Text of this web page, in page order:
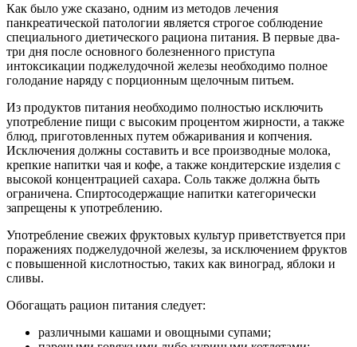
Как было уже сказано, одним из методов лечения
панкреатической патологии является строгое соблюдение
специального диетического рациона питания. В первые два-
три дня после основного болезненного приступа
интоксикации поджелудочной железы необходимо полное
голодание наряду с порционным щелочным питьем.
Из продуктов питания необходимо полностью исключить
употребление пищи с высоким процентом жирности, а также
блюд, приготовленных путем обжаривания и копчения.
Исключения должны составить и все производные молока,
крепкие напитки чая и кофе, а также кондитерские изделия с
высокой концентрацией сахара. Соль также должна быть
ограничена. Спиртосодержащие напитки категорически
запрещены к употреблению.
Употребление свежих фруктовых культур приветствуется при
поражениях поджелудочной железы, за исключением фруктов
с повышенной кислотностью, таких как виноград, яблоки и
сливы.
Обогащать рацион питания следует:
различными кашами и овощными супами;